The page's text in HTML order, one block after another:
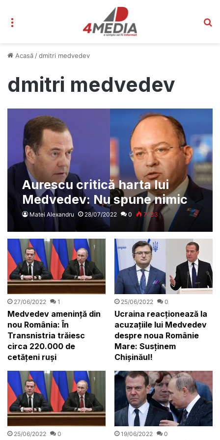
Acasă /dmitri medvedev
dmitri medvedev
Aurescu critică harta lui
Medvedev: Nu spune nimic
de Bucovina de Nord
Matei Alexandru 28/07/2022 0 7.133
27/06/2022 1
Medvedev amenință din
nou România: În
Transnistria trăiesc
circa 220.000 de
cetățeni ruși
25/06/2022 0
Ucraina reacționează la
acuzațiile lui Medvedev
despre noua Românie
Mare: Susținem
Chișinăul!
25/06/2022 0 19/06/2022 0